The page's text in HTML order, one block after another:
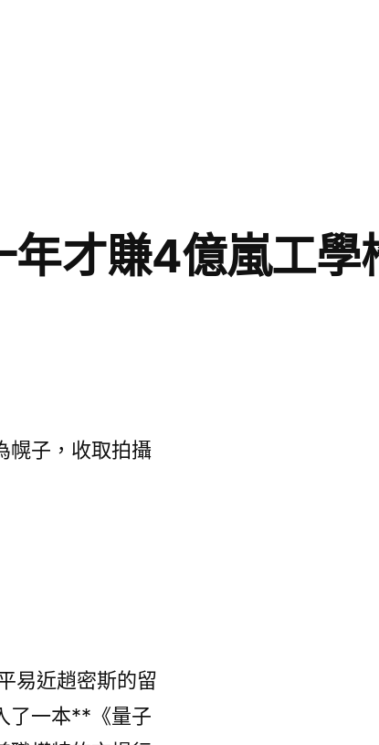
年才賺4億嵐工學
幌子，收取拍攝
易近趙密斯的留
了一本**《量子